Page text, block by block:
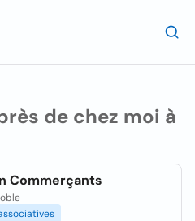
de chez moi à
Commerçants